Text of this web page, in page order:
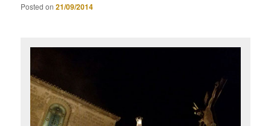
Posted on21/09/2014